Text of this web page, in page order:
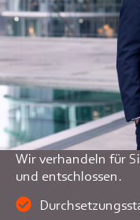
Wir verhandeln für
und entschlossen.